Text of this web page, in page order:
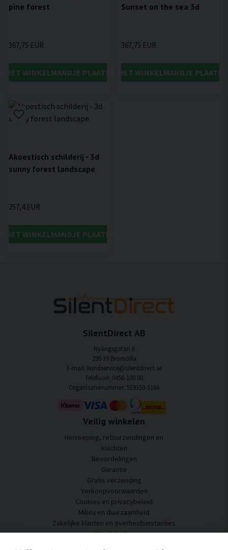
pine forest
367,75 EUR
HET WINKELMANDJE PLAATSEN
Sunset on the sea 3d
367,75 EUR
IN HET WINKELMANDJE
Akoestisch schilderij - 3d
sunny forest landscape
257,4 EUR
HET WINKELMANDJE PLAATSEN
SilentDirect AB
Nyängsgatan 6
295 39 Bromölla
E-mail: kundservice@silentdirect.se
Telefoon: 0456-100 00
Organisatienummer: 559330-3166
Veilig winkelen
Herroeping, retourzendingen en
klachten
Beoordelingen
Garantie
Gratis verzending
Verkoopvoorwaarden
Cookies en privacybeleid
Milieu en duurzaamheid
Zakelijke klanten en overheidsinstanties
Word dealer